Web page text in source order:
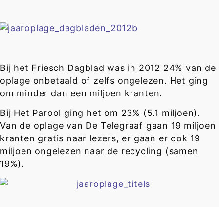
Bij het Friesch Dagblad was in 2012 24% van de
oplage onbetaald of zelfs ongelezen. Het ging
om minder dan een miljoen kranten.
Bij Het Parool ging het om 23% (5.1 miljoen).
Van de oplage van De Telegraaf gaan 19 miljoen
kranten gratis naar lezers, er gaan er ook 19
miljoen ongelezen naar de recycling (samen
19%).